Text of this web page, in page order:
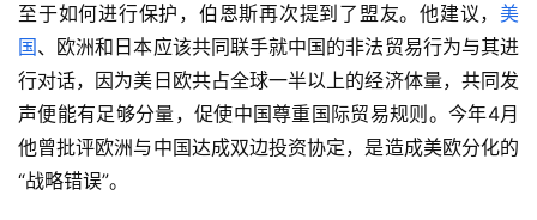
至于如何进行保护，伯恩斯再次提到了盟友。他建议， 美
国、欧洲和日本应该共同联手就中国的非法贸易行为与其进
行对话，因为美日欧共占全球一半以上的经济体量，共同发
声便能有足够分量，促使中国尊重国际贸易规则。今年4月
他曾批评欧洲与中国达成双边投资协定，是造成美欧分化的
“战略错误”。